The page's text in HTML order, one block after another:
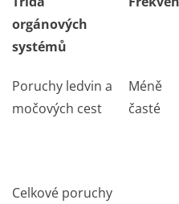
orgánových
systémů
Poruchy ledvin a
močových cest
Méně
časté
Celkové poruchy